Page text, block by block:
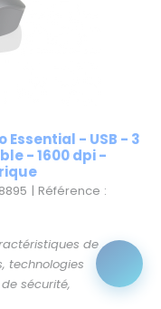
Essential - USB - 3
- 1600 dpi -
| Référence :
de
technologies
sécurité,